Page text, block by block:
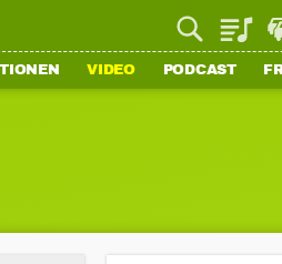
Playlist
VIDEO PODCAST